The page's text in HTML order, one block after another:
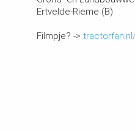
Ertvelde-Rieme (B)
Filmpje? ->